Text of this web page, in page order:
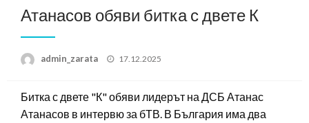
Атанасов обяви битка с двете К
admin_zarata
Posted
17.12.2025
Битка с двете "К" обяви лидерът на ДСБ Атанас
Атанасов в интервю за бТВ. В България има два